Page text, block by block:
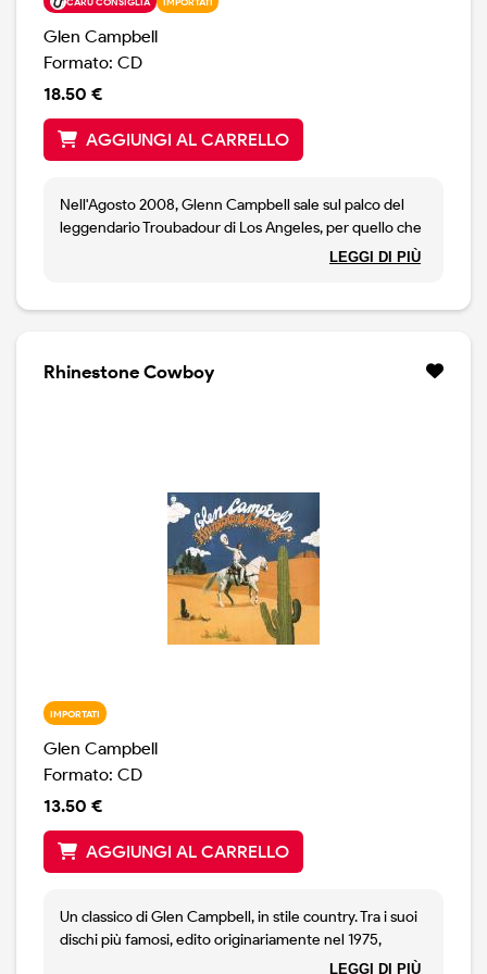
Glen Campbell
Formato: CD
18.50 €
AGGIUNGI AL CARRELLO
Nell'Agosto 2008, Glenn Campbell sale sul palco del
leggendario Troubadour di Los Angeles, per quello che
sarebbe poi stato l'ultimo show registrato della sua
e propone brani particolari, presi dai repertori di
musicisti completamente diversi. Infatti nello show
regalare grande musica.
LEGGI DI PIÙ
Rhinestone Cowboy
IMPORTATI
Glen Campbell
Formato: CD
13.50 €
AGGIUNGI AL CARRELLO
Un classico di Glen Campbell, in stile country. Tra i suoi
dischi più famosi, edito originariamente nel 1975,
rimasterizzato 2015. La riedizione in CD contiene
LEGGI DI PIÙ